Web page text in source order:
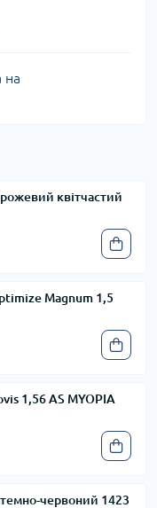
на
квітчастий
Magnum 1,5
1,56 AS MYOPIA
червоний 1423